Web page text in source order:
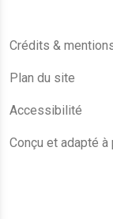
Crédits &
Plan du site
Accessibilité
Conçu et adapté à